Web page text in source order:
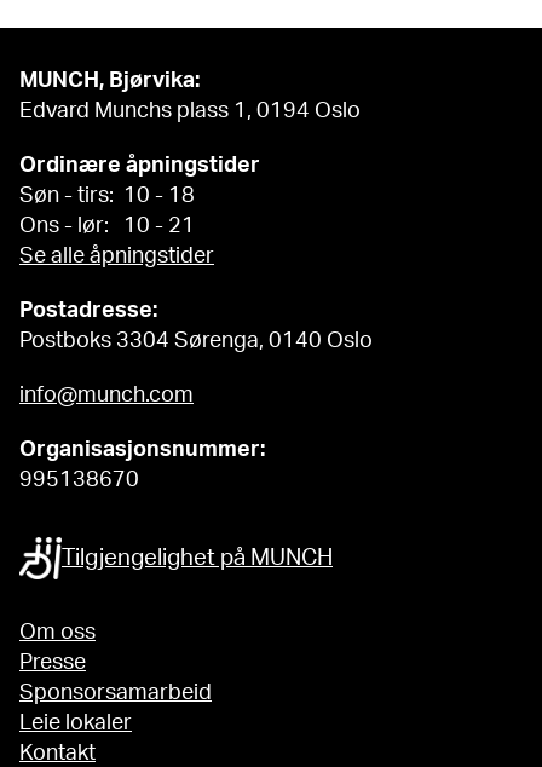
MUNCH, Bjørvika:
Edvard Munchs plass 1, 0194 Oslo
Ordinære åpningstider
Søn - tirs: 10 - 18
Ons - lør: 10 - 21
Se alle åpningstider
Postadresse:
Postboks 3304 Sørenga, 0140 Oslo
info@munch.com
Organisasjonsnummer:
995138670
Tilgjengelighet på MUNCH
Om oss
Presse
Sponsorsamarbeid
Leie lokaler
Kontakt